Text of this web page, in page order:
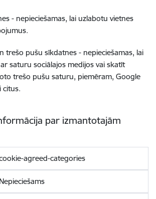
- nepieciešamas, lai uzlabotu vietnes
trešo pušu sīkdatnes - nepieciešamas, lai
saturu sociālajos medijos vai skatīt
trešo pušu saturu, piemēram, Google
citus.
par izmantotajām
agreed-categories
Nepieciešams